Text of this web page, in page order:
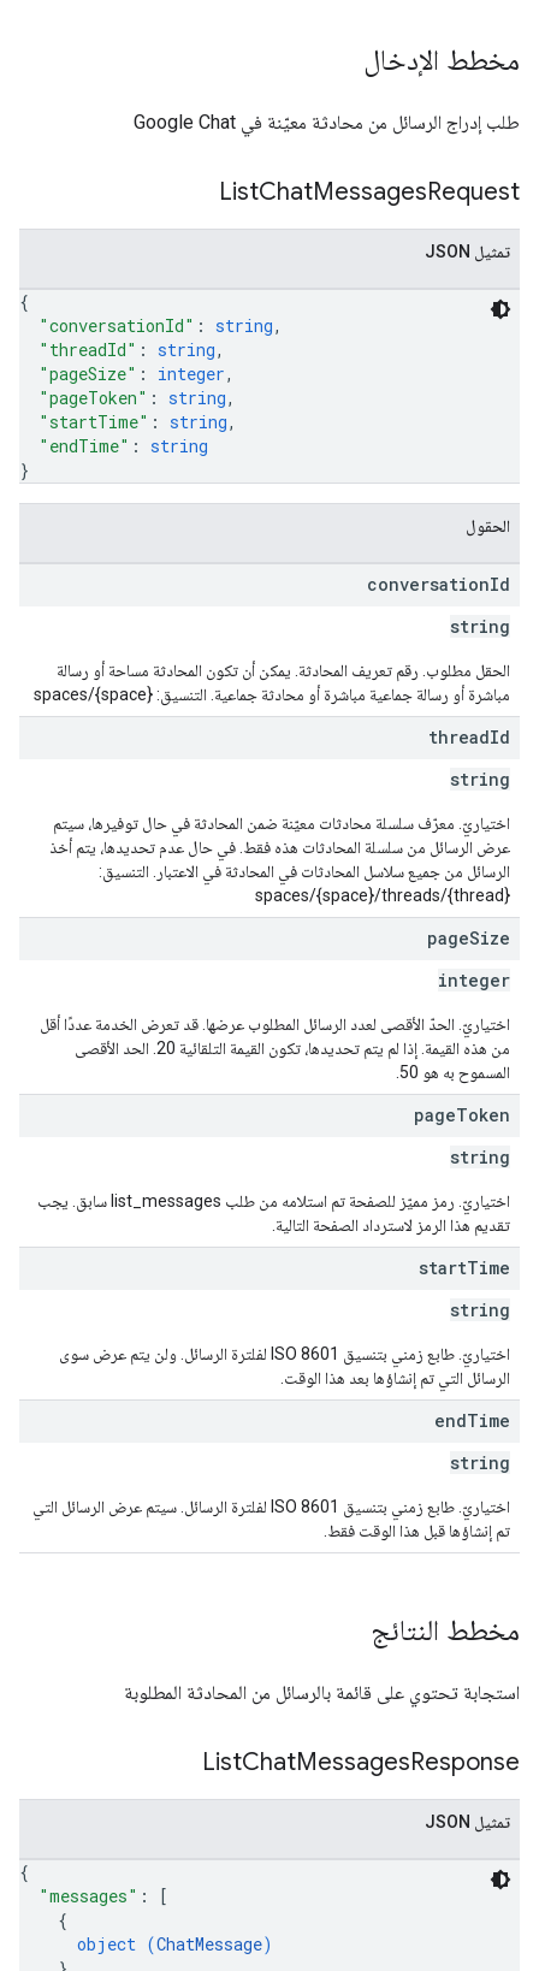
مخطط الإدخال
طلب إدراج الرسائل من محادثة معيّنة في Google Chat
ListChatMessagesRequest
تمثيل JSON
{
"conversationId" : string,
"threadId" : string,
"pageSize" : integer,
"pageToken" : string,
"startTime" : string,
"endTime" : string
}
الحقول
conversationId
string
الحقل مطلوب. رقم تعريف المحادثة. يمكن أن تكون المحادثة مساحة أو رسالة
مباشرة أو رسالة جماعية مباشرة أو محادثة جماعية. التنسيق: spaces/{space}
threadId
string
اختياريّ. معرّف سلسلة محادثات معيّنة ضمن المحادثة في حال توفيرها، سيتم
عرض الرسائل من سلسلة المحادثات هذه فقط. في حال عدم تحديدها، يتم أخذ
الرسائل من جميع سلاسل المحادثات في المحادثة في الاعتبار. التنسيق:
spaces/{space}/threads/{thread}
pageSize
integer
اختياريّ. الحدّ الأقصى لعدد الرسائل المطلوب عرضها. قد تعرض الخدمة عددًا أقل
من هذه القيمة. إذا لم يتم تحديدها، تكون القيمة التلقائية 20. الحد الأقصى
المسموح به هو 50.
pageToken
string
اختياريّ. رمز مميّز للصفحة تم استلامه من طلب list_messages سابق. يجب
تقديم هذا الرمز لاسترداد الصفحة التالية.
startTime
string
اختياريّ. طابع زمني بتنسيق ISO 8601 لفلترة الرسائل. ولن يتم عرض سوى
الرسائل التي تم إنشاؤها بعد هذا الوقت.
endTime
string
اختياريّ. طابع زمني بتنسيق ISO 8601 لفلترة الرسائل. سيتم عرض الرسائل التي
تم إنشاؤها قبل هذا الوقت فقط.
مخطط النتائج
استجابة تحتوي على قائمة بالرسائل من المحادثة المطلوبة
ListChatMessagesResponse
تمثيل JSON
{
"messages" :
[
{
object (ChatMessage)